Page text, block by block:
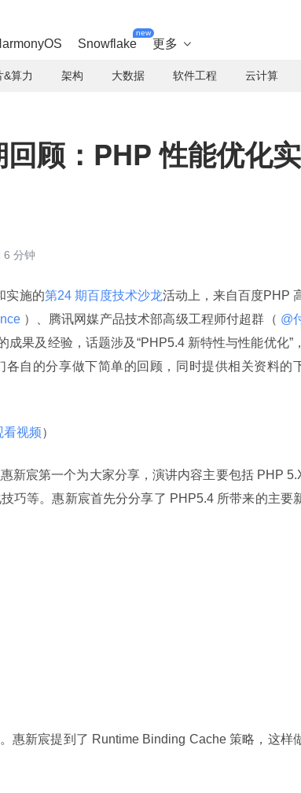
Snowflake
new
更多 
&算力 架构 大数据 软件工程 云计算
顾：PHP 性能优化实
6 分钟
实施的第24 期百度技术沙龙活动上，来自百度PHP
）、腾讯网媒产品技术部高级工程师付超群（ @
果及经验，话题涉及“PHP5.4 新特性与性能优化”
各自的分享做下简单的回顾，同时提供相关资料的
看视频）
新宸第一个为大家分享，演讲内容主要包括 PHP
巧等。惠新宸首先分分享了 PHP5.4 所带来的主要
惠新宸提到了 Runtime Binding Cache 策略，这样